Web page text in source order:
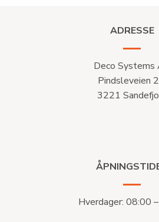
ADRESSE
Deco Systems
Pindsleveien
3221
Hverdager: 08:00